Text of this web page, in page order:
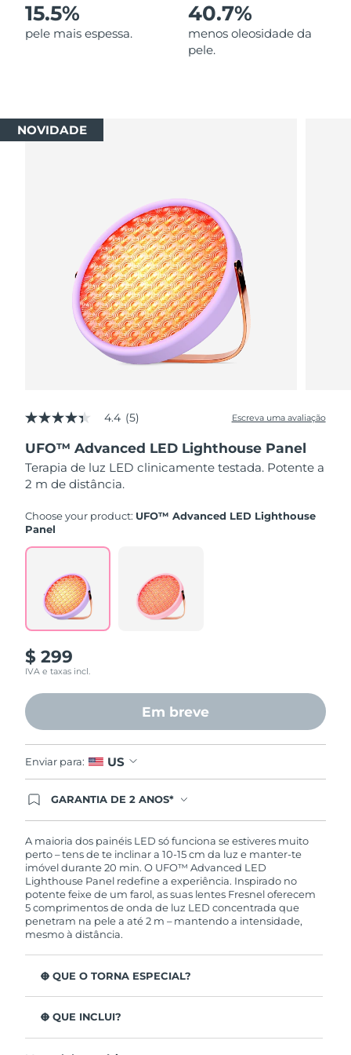
15.5%
pele mais espessa.
40.7%
menos oleosidade da
pele.
NOVIDADE
4.4
5
estrelas,
valor
médio
avaliação.
Read
5
Reviews.
mesma
página.
4.4 (5) Escreva uma avaliação
UFO™ Advanced LED Lighthouse Panel
Terapia de luz LED clinicamente testada. Potente a
2 m de distância.
Choose your product: UFO™ Advanced LED Lighthouse
Panel
$ 299
IVA e taxas incl.
Em breve
Enviar para: US
GARANTIA DE 2 ANOS*
significa que se você tiver qualquer problema até
2 anos após a compra, a FOREO substituirá seu
produto gratuitamente.*exceto pelo Luna FOFO
e Luna Play plus cuja garantia é de 90 dias.
A maioria dos painéis LED só funciona se estiveres muito
perto – tens de te inclinar a 10-15 cm da luz e manter-te
imóvel durante 20 min. O UFO™ Advanced LED
Lighthouse Panel redefine a experiência. Inspirado no
potente feixe de um farol, as suas lentes Fresnel oferecem
5 comprimentos de onda de luz LED concentrada que
penetram na pele a até 2 m – mantendo a intensidade,
mesmo à distância.
O QUE O TORNA ESPECIAL?
luminosidade, tom, textura e elasticidade da pele.
100% dos utilizadores relataram dormir melhor, ter
O QUE INCLUI?